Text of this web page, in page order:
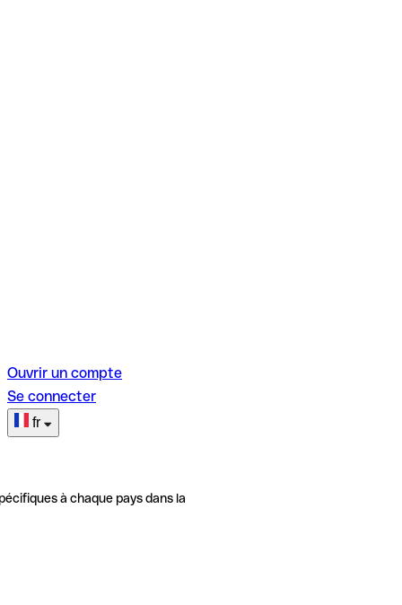
Ouvrir un compte
Se connecter
fr
à chaque pays dans la